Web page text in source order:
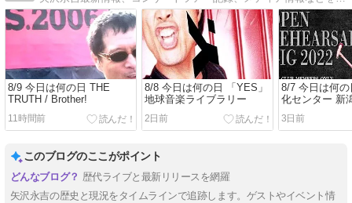
8/9 今日は何の日 THE
TRUTH / Brother!
11時間前
8/8 今日は何の日 「YES」
地球音楽ライブラリー
2日前
8/7 今日は何
化センター 新
3日前
このブログのここがポイント
歴代ライブと最新リリースを網羅
矢沢永吉の歴史と現況をタイムラインで追跡します。ゲストやイベント情